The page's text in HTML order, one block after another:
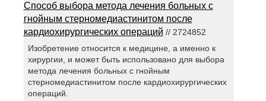
Способ выбора метода лечения больных с
гнойным стерномедиастинитом после
кардиохирургических операций // 2724852
Изобретение относится к медицине, а именно к
хирургии, и может быть использовано для выбора
метода лечения больных с гнойным
стерномедиастинитом после кардиохирургических
операций.